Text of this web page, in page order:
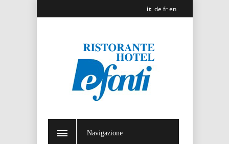
it de fren
Navigazione